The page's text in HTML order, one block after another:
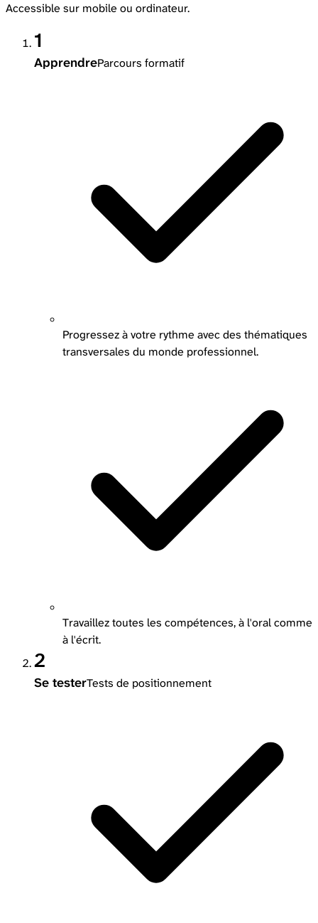
Accessible sur mobile ou ordinateur.
1
ApprendreParcours formatif
Progressez à votre rythme avec des thématiques
transversales du monde professionnel.
Travaillez toutes les compétences, à l'oral comme
à l'écrit.
2
Se testerTests de positionnement